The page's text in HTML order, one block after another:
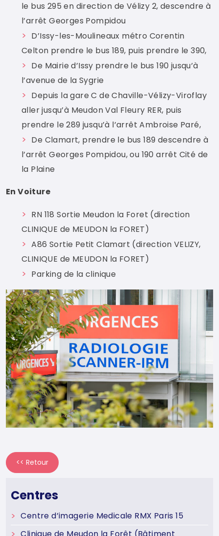
Centres
Centre d’imagerie Medicale RMX Paris 15
le bus 295 en direction de Vélizy 2, descendre à
l’arrêt Georges Pompidou
D’Issy-les-Moulineaux métro Corentin
Celton prendre le bus 189, puis prendre le 390,
De Mairie d’Issy prendre le bus 190 jusqu’à
l’avenue de la Sygrie
Depuis la gare C de Chaville-Vélizy-Viroflay
aller jusqu’à Meudon Val Fleury RER, puis
prendre le 289 jusqu’à l’arrêt Ambroise Paré,
De Clamart, prendre le bus 189 descendre à
l’arrêt Georges Pompidou, ou 190 arrêt Cité de
la Plaine
En Voiture
RN 118 Sortie Meudon la Foret (direction
CLINIQUE de MEUDON la FORET)
A86 Sortie Petit Clamart (direction VELIZY,
CLINIQUE de MEUDON la FORET)
Parking de la clinique
<< Retour